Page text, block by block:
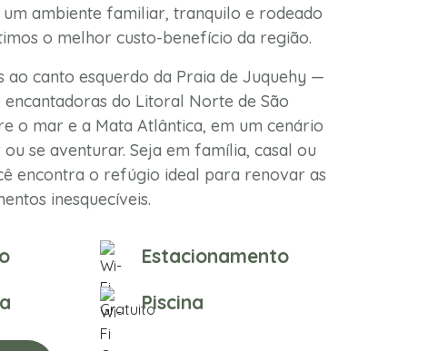
ambiente familiar, tranquilo e rodeado
o melhor custo-benefício da região.
ao canto esquerdo da Praia de Juquehy —
encantadoras do Litoral Norte de São
o mar e a Mata Atlântica, em um cenário
se aventurar. Seja em família, casal ou
encontra o refúgio ideal para renovar as
inesquecíveis.
Estacionamento
Piscina